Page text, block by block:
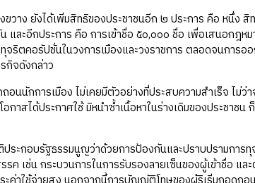
ง ยังได้เพิ่มสิทธิของประชาชนอีก ๒ ประการ คือ หนึ่ง สิ
ละอีกประการ คือ การเข้าชื่อ ๕๐,๐๐๐ ชื่อ เพื่อเสนอกฎห
ริตคอรัปชั่นในวงการเมืองและวงราชการ ตลอดจนการอ
กิจดังกล่าว
อนนักการเมือง ไม่เคยมีตัวอย่างที่ประสบความสำเร็จ ไม่
าสได้ประกาศใช้ มิหนำซ้ำเนื้อหาในร่างเดิมของประชาชน
ระกอบรัฐธรรมนูญว่าด้วยการป้องกันและปราบปรามกา
เช่น กระบวนการในการรับรองลายเซ็นของผู้เข้าชื่อ แล